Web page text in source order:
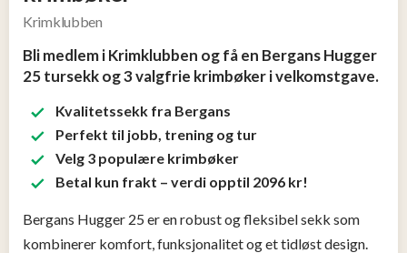
Krimklubben
Bli medlem i Krimklubben og få en Bergans Hugger
25 tursekk og 3 valgfrie krimbøker i velkomstgave.
Kvalitetssekk fra Bergans
Perfekt til jobb, trening og tur
Velg 3 populære krimbøker
Betal kun frakt – verdi opptil 2096 kr!
Bergans Hugger 25 er en robust og fleksibel sekk som
kombinerer komfort, funksjonalitet og et tidløst design.
penger
13
Populære
tilbud
Nye
tilbud